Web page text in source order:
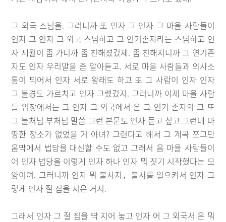
그 외국 스님을. 그러니까 또 인자 그 인자 그 마을 사람들이
인자 그 인자 그 외국 스님하고 그 연기존자라는 스님하고 인
자 세월이 좀 가니까 좀 친해졌겄제. 좀 친해지니까 그 연기존
자도 인자 우리말을 좀 알아듣고. 서로 마을 사람들과 의사소
통이 되어서 인자 서로 왕래도 하고 또 그 사람이 인자 인자
그 불경도 가르치고 인자 그랬겄지. 그러니까 이제 마을 사람
들 입장에서는 그 인자 그 외국에서 온 그 연기 존자의 그 또
그 불처님 부처님 말씀 그런 본문도 인자 듣고 싶고 그런데 마
땅한 장소가 없었을 거 아녀? 그런다고 해서 그 계곡 쪼그만
움막에서 법당을 대신할 수도 없고 그래서 음 마을 사람들이
어 인자 법당을 이렇게 인자 하나 인자 뭐 짓기 시작했다는 모
양이여. 그러니까 인자 뭐 불사지，불사를 일으켜서 인자 그
렇게 인자 절 집을 지은 거지.
그래서 인자 그 절 집을 딱 지어 놓고 인자 어 그 외국서 온 뭐